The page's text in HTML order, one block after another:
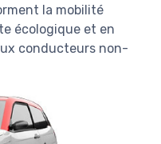
la mobilité
écologique et en
conducteurs non-